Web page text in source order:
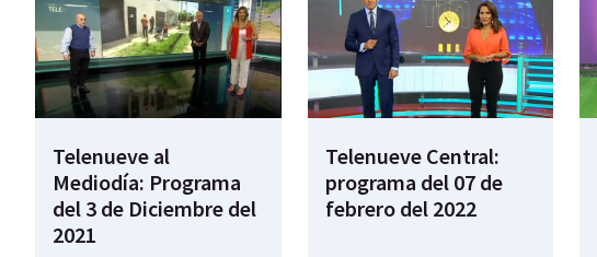
Telenueve al
Mediodía: Programa
del 3 de Diciembre del
2021
Telenueve Central:
programa del 07 de
febrero del 2022